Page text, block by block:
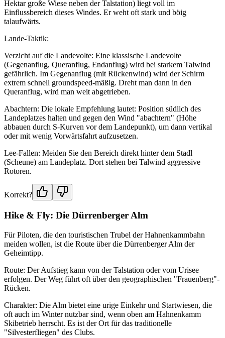
Hektar große Wiese neben der Talstation) liegt voll im
Einflussbereich dieses Windes. Er weht oft stark und böig
talaufwärts.
Lande-Taktik:
Verzicht auf die Landevolte: Eine klassische Landevolte
(Gegenanflug, Queranflug, Endanflug) wird bei starkem Talwind
gefährlich. Im Gegenanflug (mit Rückenwind) wird der Schirm
extrem schnell groundspeed-mäßig. Dreht man dann in den
Queranflug, wird man weit abgetrieben.
Abachtern: Die lokale Empfehlung lautet: Position südlich des
Landeplatzes halten und gegen den Wind "abachtern" (Höhe
abbauen durch S-Kurven vor dem Landepunkt), um dann vertikal
oder mit wenig Vorwärtsfahrt aufzusetzen.
Lee-Fallen: Meiden Sie den Bereich direkt hinter dem Stadl
(Scheune) am Landeplatz. Dort stehen bei Talwind aggressive
Rotoren.
Korrekt?
Hike & Fly: Die Dürrenberger Alm
Für Piloten, die den touristischen Trubel der Hahnenkammbahn
meiden wollen, ist die Route über die Dürrenberger Alm der
Geheimtipp.
Route: Der Aufstieg kann von der Talstation oder vom Urisee
erfolgen. Der Weg führt oft über den geographischen "Frauenberg"-
Rücken.
Charakter: Die Alm bietet eine urige Einkehr und Startwiesen, die
oft auch im Winter nutzbar sind, wenn oben am Hahnenkamm
Skibetrieb herrscht. Es ist der Ort für das traditionelle
"Silvesterfliegen" des Clubs.